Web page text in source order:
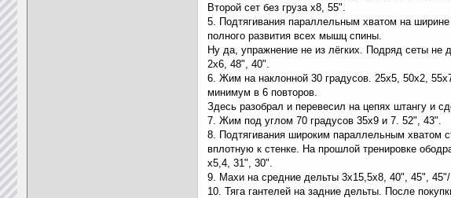
Второй сет без груза х8, 55".
5. Подтягивания параллельным хватом на
полного развития всех мышц спины.
Ну да, упражнение не из лёгких. Подряд сеты
2х6, 48", 40".
6. Жим на наклонной 30 градусов. 25х5, 50х2,
минимум в 6 повторов.
Здесь разобрал и перевесил на цепях штангу и
7. Жим под углом 70 градусов 35х9 и 7. 52", 43".
8. Подтягивания широким параллельным хватом
вплотную к стенке. На прошлой тренировке
х5,4, 31", 30".
9. Махи на средние дельты 3х15,5х8, 40", 45",
10. Тяга гантелей на задние дельты. После